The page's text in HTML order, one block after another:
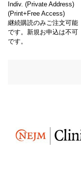
Indiv. (Private Address)
(Print+Free Access)
継続購読のみご注文可能
です。新規お申込は不可
です。